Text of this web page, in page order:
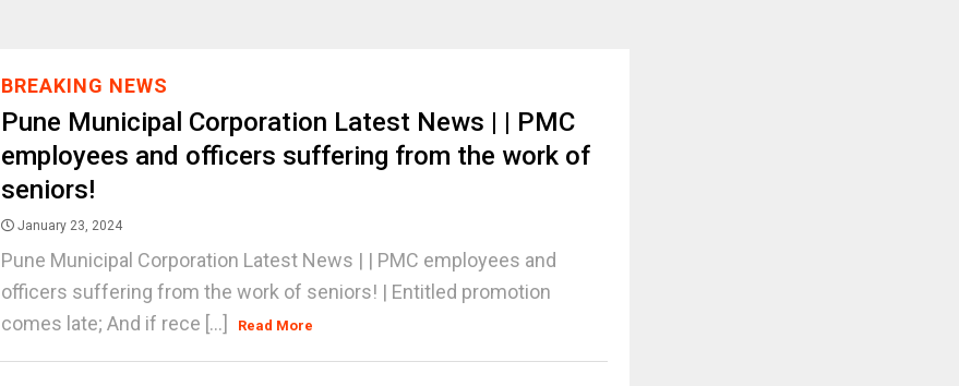
BREAKING NEWS
Pune Municipal Corporation Latest News | | PMC
employees and officers suffering from the work of
seniors!
January 23, 2024
Pune Municipal Corporation Latest News | | PMC employees and
officers suffering from the work of seniors! | Entitled promotion
comes late; And if rece [...]
Read More